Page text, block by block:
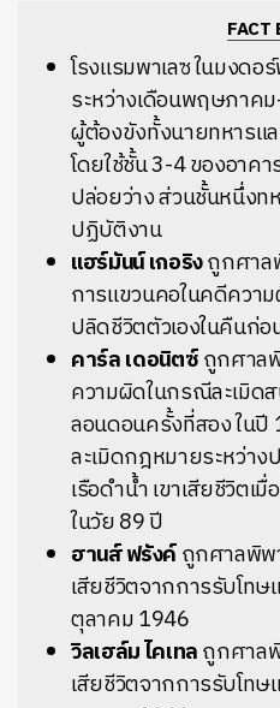
FACT
โรงแรมพาเลซ ในมงด
ระหว่างเดือนพฤษภาค
ผู้ต้องขังทั้งนายทหารแ
โดยใช้ชั้น 3-4 ของอาค
ปล่อยว่าง ส่วนชั้นหนึ่งท
ปฏิบัติงาน
แฮร์มันน์ เกอริงถูกศาล
การแขวนคอในคดีควา
ปลิดชีวิตตัวเองในคืนก่
คาร์ล เดอนิตซ์ถูกศาล
ความผิดในกรณีละเมิด
ลอนดอนครั้งที่สอง ใน
ละเมิดกฎหมายระหว่า
เรือดำน้ำ เขาเสียชีวิตเ
ในวัย 89 ปี
ฮานส์ ฟรังค์ถูกศาลพิพ
เสียชีวิตจากการรับโท
ตุลาคม 1946
วิลเฮล์ม ไคเทลถูกศาล
เสียชีวิตจากการรับโท